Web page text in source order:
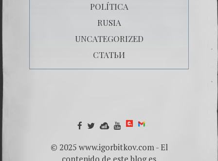
POLÍTICA
RUSIA
UNCATEGORIZED
СТАТЬИ
© 2025 www.igorbitkov.com - El
contenido de este blog es